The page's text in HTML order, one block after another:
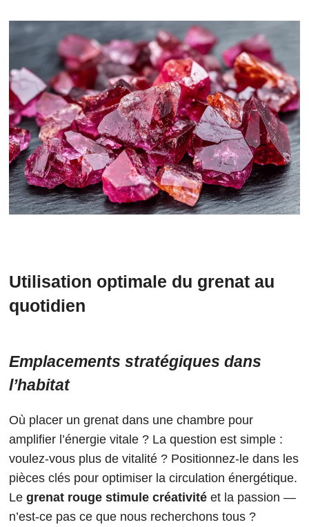
Utilisation optimale du grenat au
quotidien
Emplacements stratégiques dans
l’habitat
Où placer un grenat dans une chambre pour
amplifier l’énergie vitale ? La question est simple :
voulez-vous plus de vitalité ? Positionnez-le dans les
pièces clés pour optimiser la circulation énergétique.
Le grenat rouge stimule créativité et la passion —
n’est-ce pas ce que nous recherchons tous ?